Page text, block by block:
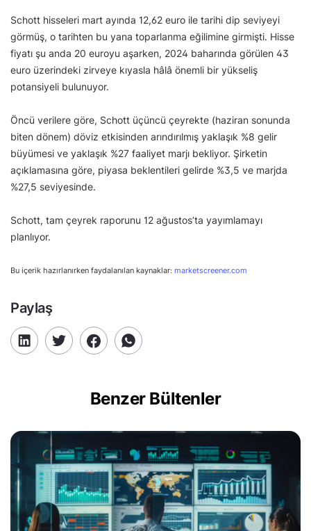
Schott hisseleri mart ayında 12,62 euro ile tarihi dip seviyeyi
görmüş, o tarihten bu yana toparlanma eğilimine girmişti. Hisse
fiyatı şu anda 20 euroyu aşarken, 2024 baharında görülen 43
euro üzerindeki zirveye kıyasla hâlâ önemli bir yükseliş
potansiyeli bulunuyor.
Öncü verilere göre, Schott üçüncü çeyrekte (haziran sonunda
biten dönem) döviz etkisinden arındırılmış yaklaşık %8 gelir
büyümesi ve yaklaşık %27 faaliyet marjı bekliyor. Şirketin
açıklamasına göre, piyasa beklentileri gelirde %3,5 ve marjda
%27,5 seviyesinde.
Schott, tam çeyrek raporunu 12 ağustos’ta yayımlamayı
planlıyor.
Bu içerik hazırlanırken faydalanılan kaynaklar: marketscreener.com
Paylaş
Benzer Bültenler